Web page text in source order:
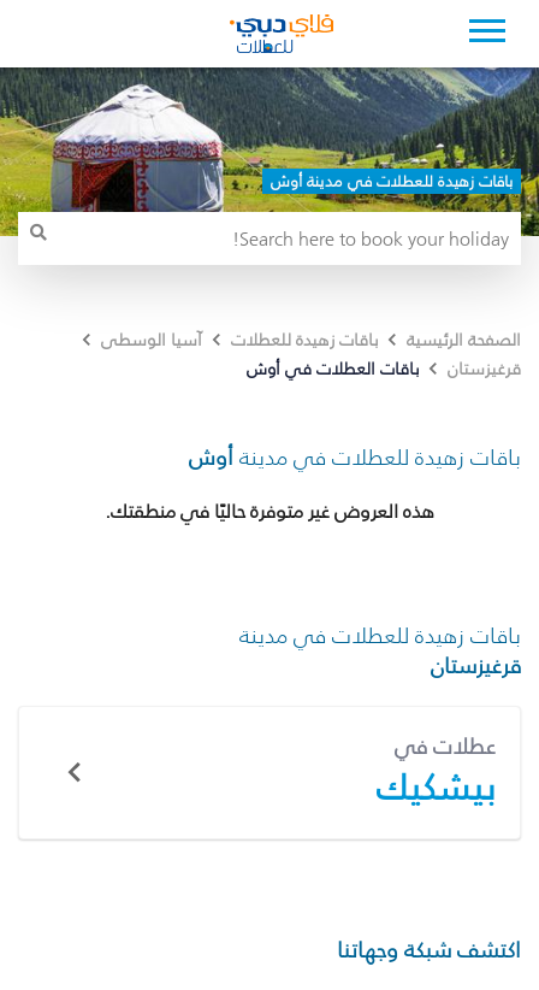
باقات زهيدة للعطلات في مدينة أوش
الصفحة الرئيسية باقات زهيدة للعطلات
آسيا الوسطى
قرغيزستان
باقات العطلات في أوش
باقات زهيدة للعطلات في مدينةأوش
هذه العروض غير متوفرة حاليًا في منطقتك.
باقات زهيدة للعطلات في مدينة
قرغيزستان
عطلات في
بيشكيك
اكتشف شبكة وجهاتنا